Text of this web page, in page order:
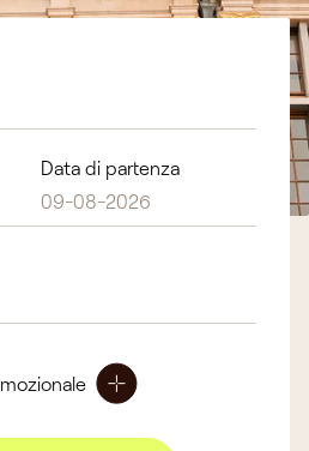
Data di partenza